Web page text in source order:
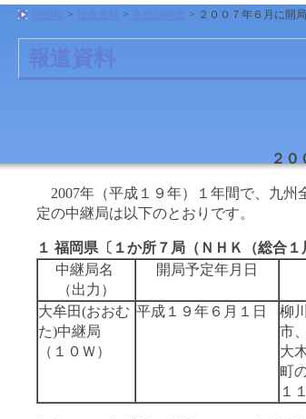
> > > ２００７年６月に開
報道資料
２０
2007年（平成１９年）１年間で、九州
定の中継局は以下のとおりです。
１ 福岡県〔１か所７局（ＮＨＫ（総合
中継局名
（出力）
開局予定年月日
大牟田(おおむ
た)中継局
（１０Ｗ）
平成１９年６月１日
柳
市
大
町
１